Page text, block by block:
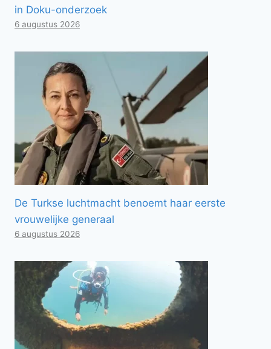
in Doku-onderzoek
6 augustus 2026
De Turkse luchtmacht benoemt haar eerste
vrouwelijke generaal
6 augustus 2026